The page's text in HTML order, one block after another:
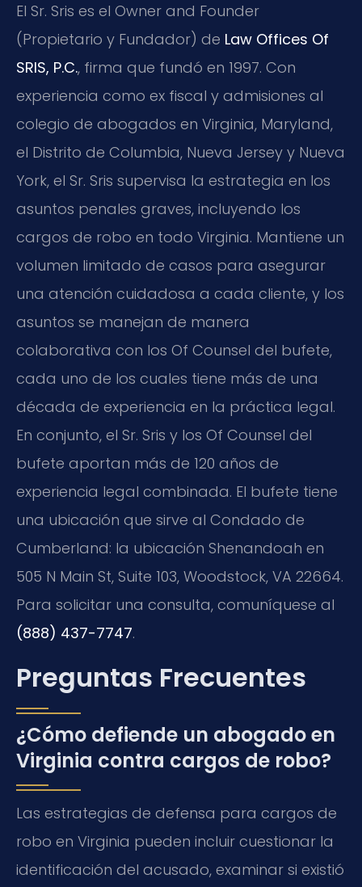
El Sr. Sris es el Owner and Founder
(Propietario y Fundador) de Law Offices Of
SRIS, P.C., firma que fundó en 1997. Con
experiencia como ex fiscal y admisiones al
colegio de abogados en Virginia, Maryland,
el Distrito de Columbia, Nueva Jersey y Nueva
York, el Sr. Sris supervisa la estrategia en los
asuntos penales graves, incluyendo los
cargos de robo en todo Virginia. Mantiene un
volumen limitado de casos para asegurar
una atención cuidadosa a cada cliente, y los
asuntos se manejan de manera
colaborativa con los Of Counsel del bufete,
cada uno de los cuales tiene más de una
década de experiencia en la práctica legal.
En conjunto, el Sr. Sris y los Of Counsel del
bufete aportan más de 120 años de
experiencia legal combinada. El bufete tiene
una ubicación que sirve al Condado de
Cumberland: la ubicación Shenandoah en
505 N Main St, Suite 103, Woodstock, VA 22664.
Para solicitar una consulta, comuníquese al
(888) 437-7747.
Preguntas Frecuentes
¿Cómo defiende un abogado en
Virginia contra cargos de robo?
Las estrategias de defensa para cargos de
robo en Virginia pueden incluir cuestionar la
identificación del acusado, examinar si existió